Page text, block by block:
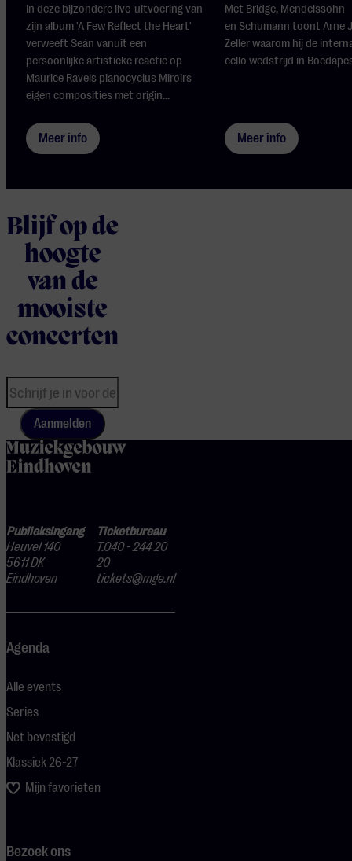
In deze bijzondere live-uitvoering van
zijn album 'A Few Reflect the Heart'
verweeft Seán vanuit een
persoonlijke artistieke reactie op
Maurice Ravels pianocyclus Miroirs
eigen composities met origin...
Meer info
Met Bridge, Mendelssohn
en Schumann toont Arne
Zeller waarom hij de
cello wedstrijd in
Meer info
Blijf op de
hoogte
van de
mooiste
concerten
Aanmelden
Publieksingang
Heuvel 140
5611 DK
Eindhoven
Ticketbureau
T.040 - 244 20
20
tickets@mge.nl
Agenda
Alle events
Series
Net bevestigd
Klassiek 26-27
Mijn favorieten
Bezoek ons